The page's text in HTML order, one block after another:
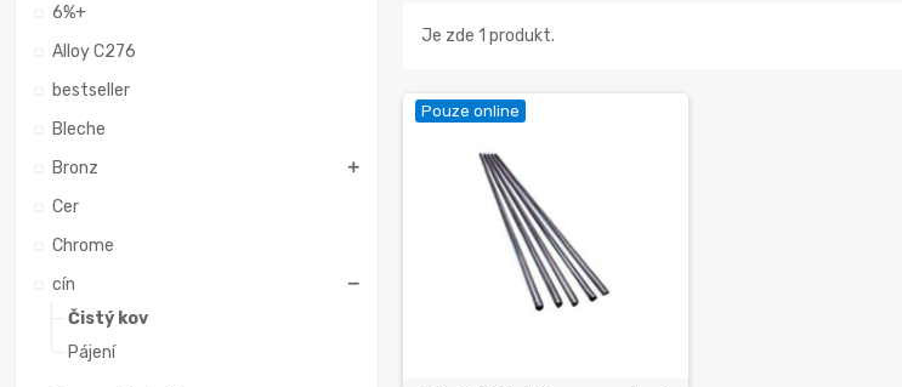
6%+
Alloy C276
bestseller
Bleche
Bronz
Cer
Chrome
cín
Čistý kov
Pájení
Je zde 1 produkt.
Pouze online